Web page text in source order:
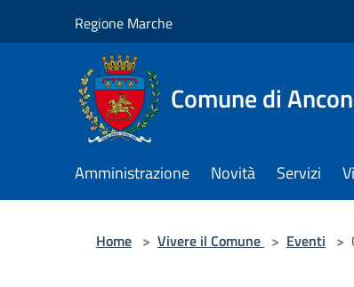
Regione Marche
Comune di
Amministrazione Novità Servizi
Home > Vivere il Comune > Eventi >